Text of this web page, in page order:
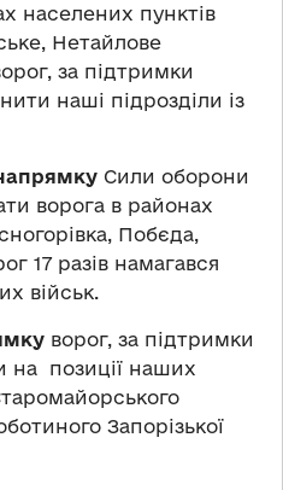
населених пунктів
Нетайлове
за підтримки
наші підрозділи із
Сили оборони
ворога в районах
Побєда,
17 разів намагався
військ.
ворог, за підтримки
на позиції наших
Запорізької